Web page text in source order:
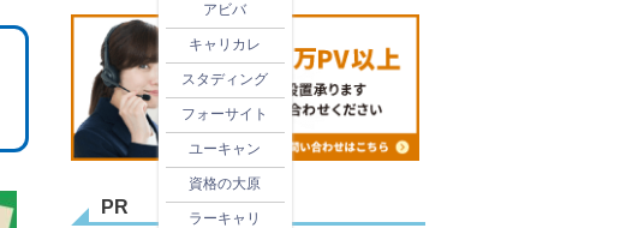
アビバ
キャリカレ
スタディング
フォーサイト
ユーキャン
資格の大原
ラーキャリ
PR